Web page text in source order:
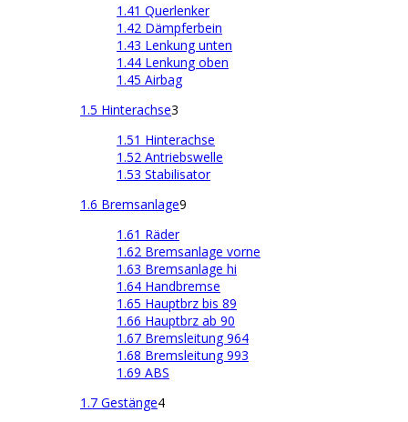
1.41 Querlenker
1.42 Dämpferbein
1.43 Lenkung unten
1.44 Lenkung oben
1.45 Airbag
1.5 Hinterachse3
1.51 Hinterachse
1.52 Antriebswelle
1.53 Stabilisator
1.6 Bremsanlage9
1.61 Räder
1.62 Bremsanlage vorne
1.63 Bremsanlage hi
1.64 Handbremse
1.65 Hauptbrz bis 89
1.66 Hauptbrz ab 90
1.67 Bremsleitung 964
1.68 Bremsleitung 993
1.69 ABS
1.7 Gestänge4